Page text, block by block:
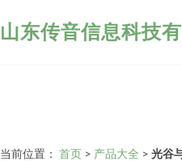
山东传音信息科技
当前位置： 首页 > 产品大全 > 光谷